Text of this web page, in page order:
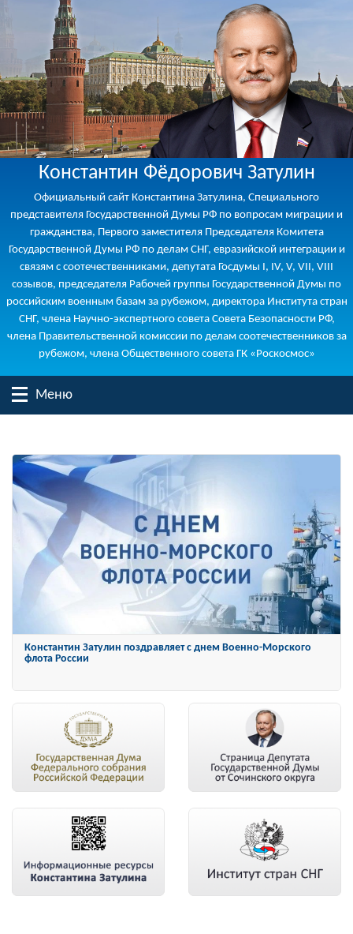
Константин Фёдорович Затулин
Официальный сайт Константина Затулина, Специального
представителя Государственной Думы РФ по вопросам миграции и
гражданства, Первого заместителя Председателя Комитета
Государственной Думы РФ по делам СНГ, евразийской интеграции и
связям с соотечественниками, депутата Госдумы I, IV, V, VII, VIII
созывов, председателя Рабочей группы Государственной Думы по
российским военным базам за рубежом, директора Института стран
СНГ, члена Научно-экспертного совета Совета Безопасности РФ,
члена Правительственной комиссии по делам соотечественников за
рубежом, члена Общественного совета ГК «Роскосмос»
Меню
Константин Затулин награжден Орденом «За заслуги перед
Отечеством» IV степени